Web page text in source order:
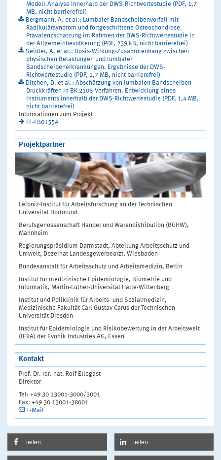
Modell-Analyse innerhalb der DWS-Richtwertestudie (PDF, 1,7
MB, nicht barrierefrei)
Bergmann, A. et al.: Lumbaler Bandscheibenvorfall mit
Radikulärsyndrom und fortgeschrittene Osteochondrose.
Prävalenzschätzung im Rahmen der DWS-Richtwertestudie in
der Allgemeinbevölkerung (PDF, 239 kB, nicht barrierefrei)
Seidler, A. et al.: Dosis-Wirkung-Zusammenhang zwischen
physischen Belastungen und lumbalen
Bandscheibenerkrankungen. Ergebnisse der DWS-
Richtwertestudie (PDF, 2,7 MB, nicht barrierefrei)
Ditchen, D. et al.: Abschätzung von lumbalen Bandscheiben-
Druckkräften in BK-2108-Verfahren. Entwicklung eines
Instruments innerhalb der DWS-Richtwertestudie (PDF, 1,4 MB,
nicht barrierefrei)
Informationen zum Projekt
FF-FB0155A
Projektpartner
Leibniz-Institut für Arbeitsforschung an der Technischen
Universität Dortmund
Berufsgenossenschaft Handel und Warendistribution (BGHW),
Mannheim
Regierungspräsidium Darmstadt, Abteilung Arbeitsschutz und
Umwelt, Dezernat Landesgewerbearzt, Wiesbaden
Bundesanstalt für Arbeitsschutz und Arbeitsmedizin, Berlin
Institut für medizinische Epidemiologie, Biometrie und
Informatik, Martin-Luther-Universität Halle-Wittenberg
Institut und Poliklinik für Arbeits- und Sozialmedizin,
Medizinische Fakultät Carl Gustav Carus der Technischen
Universität Dresden
Institut für Epidemiologie und Risikobewertung in der Arbeitswelt
(IERA) der Evonik Industries AG, Essen
Kontakt
Prof. Dr. rer. nat. Rolf Ellegast
Direktor
Tel: +49 30 13001-3000/3001
Fax: +49 30 13001-38001
E-Mail
teilen teilen